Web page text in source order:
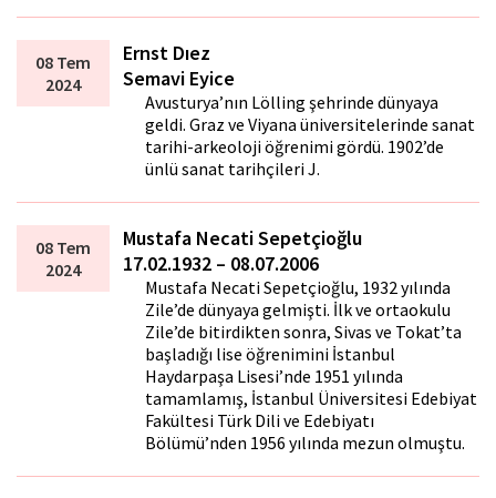
08 Tem
2024
Ernst Dıez
Semavi Eyice
Avusturya’nın Lölling şehrinde dünyaya
geldi. Graz ve Viyana üniversitelerinde sanat
tarihi-arkeoloji öğrenimi gördü. 1902’de
ünlü sanat tarihçileri J.
08 Tem
2024
Mustafa Necati Sepetçioğlu
17.02.1932 – 08.07.2006
Mustafa Necati Sepetçioğlu, 1932 yılında
Zile’de dünyaya gelmişti. İlk ve ortaokulu
Zile’de bitirdikten sonra, Sivas ve Tokat’ta
başladığı lise öğrenimini İstanbul
Haydarpaşa Lisesi’nde 1951 yılında
tamamlamış, İstanbul Üniversitesi Edebiyat
Fakültesi Türk Dili ve Edebiyatı
Bölümü’nden 1956 yılında mezun olmuştu.